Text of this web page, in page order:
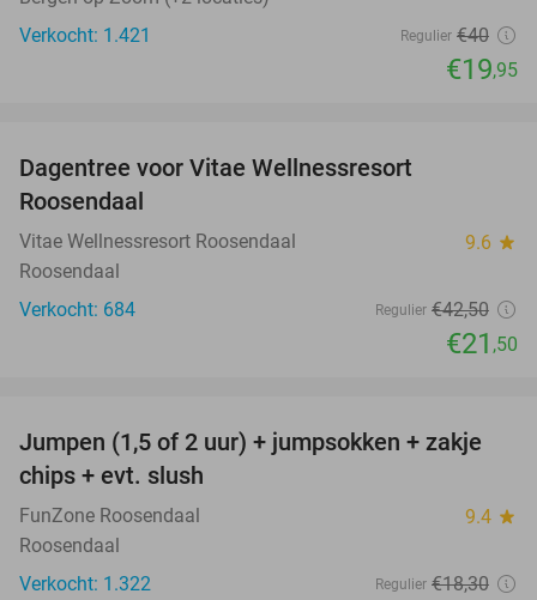
Verkocht: 1.421
Regulier €40
€19,95
Dagentree voor Vitae Wellnessresort
Roosendaal
Vitae Wellnessresort Roosendaal 9.6 star
Roosendaal
Verkocht: 684
Regulier €42,50
€21 ,50
48%
Jumpen (1,5 of 2 uur) + jumpsokken + zakje
chips + evt. slush
FunZone Roosendaal 9.4 star
Roosendaal
Verkocht: 1.322
Regulier €18,30